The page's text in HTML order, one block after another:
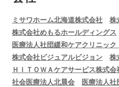
ミサワホーム北海道株式会社
株
株式会社めもるホールディングス
医療法人社団緩和ケアクリニック
株式会社ビジュアルビジョン
株
ＨＩＴＯＷＡケアサービス株式会
社会医療法人北晨会
医療法人